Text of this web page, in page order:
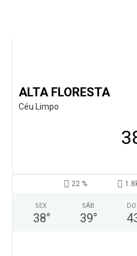
ALTA FLORESTA
Céu Limpo
22 %
SEX
38°
SÁB
39°